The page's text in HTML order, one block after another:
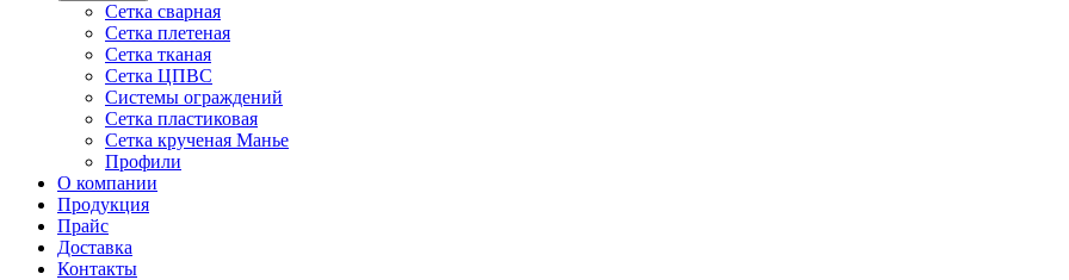
Сетка сварная
Сетка плетеная
Сетка тканая
Сетка ЦПВС
Системы ограждений
Сетка пластиковая
Сетка крученая Манье
Профили
О компании
Продукция
Прайс
Доставка
Контакты